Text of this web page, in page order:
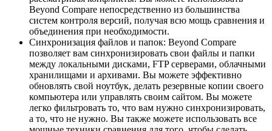
Beyond Compare непосредственно из большинства
систем контроля версий, получая всю мощь сравнения и
объединения при необходимости.
Синхронизация файлов и папок: Beyond Compare
позволяет вам синхронизировать свои файлы и папки
между локальными дисками, FTP серверами, облачными
хранилищами и архивами. Вы можете эффективно
обновлять свой ноутбук, делать резервные копии своего
компьютера или управлять своим сайтом. Вы можете
легко фильтровать то, что вам нужно синхронизировать,
а то, что не нужно. Вы также можете использовать все